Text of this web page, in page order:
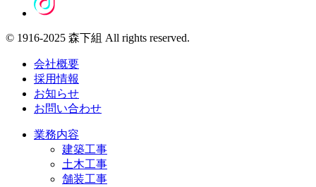
© 1916-2025 森下組 All rights reserved.
会社概要
採用情報
お知らせ
お問い合わせ
業務内容
建築工事
土木工事
舗装工事